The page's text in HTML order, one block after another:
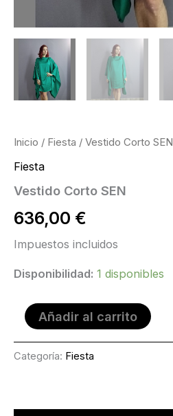
Inicio / Fiesta / Vestido Corto SEN
Fiesta
Vestido Corto SEN
636,00 €
Impuestos incluidos
Disponibilidad: 1 disponibles
Añadir al carrito
Categoría: Fiesta